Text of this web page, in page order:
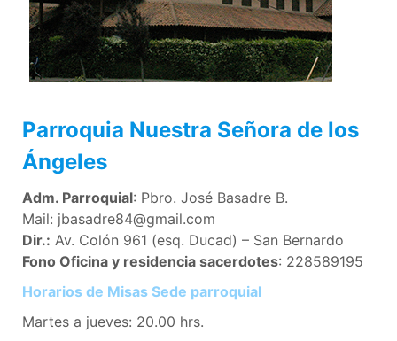
Parroquia Nuestra Señora de los
Ángeles
Adm. Parroquial: Pbro. José Basadre B.
Mail: jbasadre84@gmail.com
Dir.: Av. Colón 961 (esq. Ducad) – San Bernardo
Fono Oficina y residencia sacerdotes: 228589195
Horarios de Misas Sede parroquial
Martes a jueves: 20.00 hrs.